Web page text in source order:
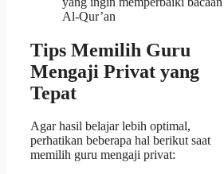
Al-Qur’an
Tips Memilih Guru
Mengaji Privat yang
Tepat
Agar hasil belajar lebih optimal,
perhatikan beberapa hal berikut saat
memilih guru mengaji privat: